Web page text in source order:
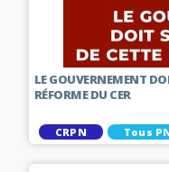
LE GOUVERNEMENT
RÉFORME DU CER
CRPN Tous